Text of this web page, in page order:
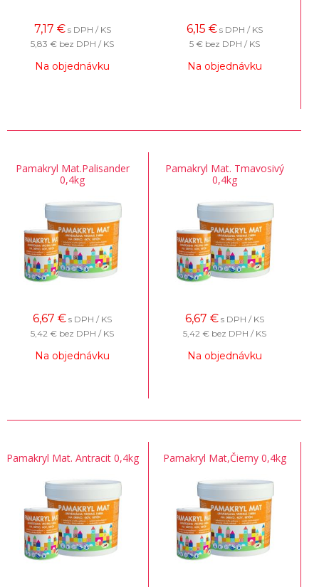
7,17 € s DPH / KS
5,83 € bez DPH / KS
Na objednávku
6,15 € s DPH / KS
5 € bez DPH / KS
Na objednávku
Pamakryl Mat.Palisander
0,4kg
6,67 € s DPH / KS
5,42 € bez DPH / KS
Na objednávku
Pamakryl Mat. Tmavosivý
0,4kg
6,67 € s DPH / KS
5,42 € bez DPH / KS
Na objednávku
Pamakryl Mat. Antracit 0,4kg Pamakryl Mat,Čierny 0,4kg